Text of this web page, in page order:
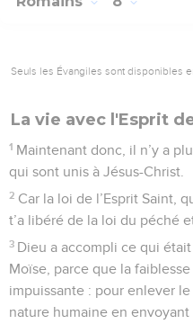
Seuls les Évangiles sont disponibles
La vie avec l'Esprit
1 Maintenant donc, il n’y a
qui sont unis à Jésus-Christ.
2 Car la loi de l’Esprit Saint,
t’a libéré de la loi du péché
3 Dieu a accompli ce qui
Moïse, parce que la
impuissante : pour enlever
nature humaine en